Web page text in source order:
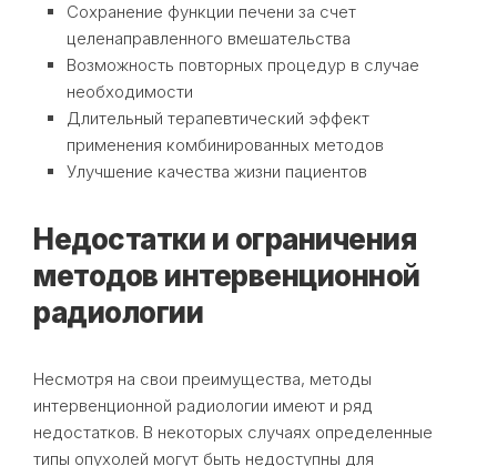
Сохранение функции печени за счет
целенаправленного вмешательства
Возможность повторных процедур в случае
необходимости
Длительный терапевтический эффект
применения комбинированных методов
Улучшение качества жизни пациентов
Недостатки и ограничения
методов интервенционной
радиологии
Несмотря на свои преимущества, методы
интервенционной радиологии имеют и ряд
недостатков. В некоторых случаях определенные
типы опухолей могут быть недоступны для